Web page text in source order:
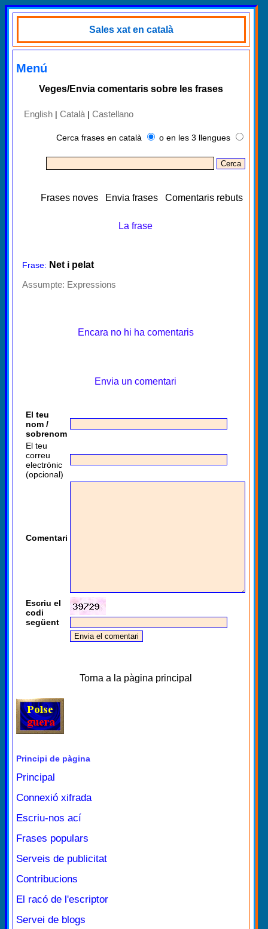
Sales xat en català
Menú
Veges/Envia comentaris sobre les frases
English | Català | Castellano
Cerca frases en català o en les 3 llengues
Frases noves Envia frases Comentaris rebuts
La frase
Frase: Net i pelat
Assumpte: Expressions
Encara no hi ha comentaris
Envia un comentari
El teu
nom /
sobrenom
El teu
correu
electrònic
(opcional)
Comentari
Escriu el
codi
següent
Torna a la pàgina principal
Principi de pàgina
Principal
Connexió xifrada
Escriu-nos ací
Frases populars
Serveis de publicitat
Contribucions
El racó de l'escriptor
Servei de blogs